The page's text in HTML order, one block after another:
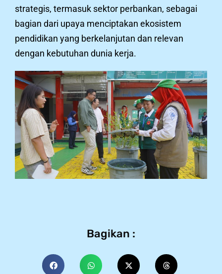
strategis, termasuk sektor perbankan, sebagai
bagian dari upaya menciptakan ekosistem
pendidikan yang berkelanjutan dan relevan
dengan kebutuhan dunia kerja.
Bagikan :